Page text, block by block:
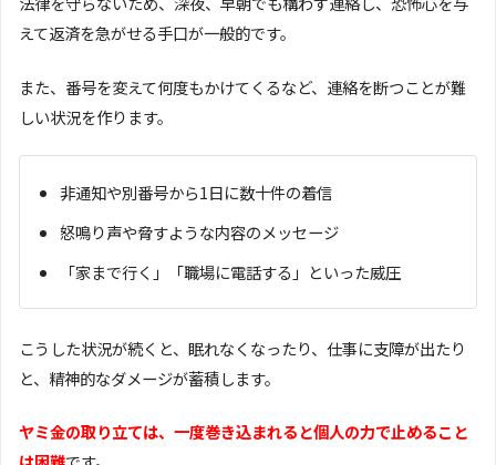
えて返済を急がせる手口が一般的です。
また、番号を変えて何度もかけてくるなど、連絡を断つことが難
しい状況を作ります。
非通知や別番号から1日に数十件の着信
怒鳴り声や脅すような内容のメッセージ
「家まで行く」「職場に電話する」といった威圧
こうした状況が続くと、眠れなくなったり、仕事に支障が出たり
と、精神的なダメージが蓄積します。
ヤミ金の取り立ては、一度巻き込まれると個人の力で止めること